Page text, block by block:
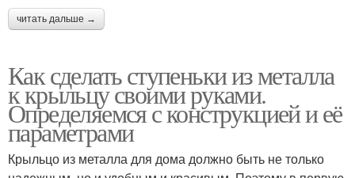
читать дальше →
Как сделать ступеньки из металла
к крыльцу своими руками.
Определяемся с конструкцией и её
параметрами
Крыльцо из металла для дома должно быть не только